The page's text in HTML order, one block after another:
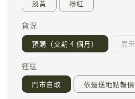
淡黃 粉紅
貨況
預購（交期 4 個月） 展示
運送
門市自取 依運送地點報價